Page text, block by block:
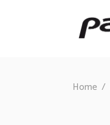
Home /